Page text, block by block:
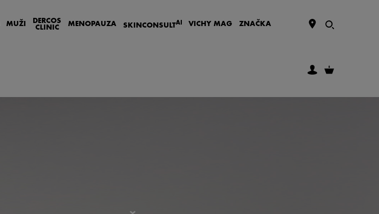
MUŽI DERCOS
CLINIC MENOPAUZA SKINCONSULTAI VICHY MAG ZNAČKA